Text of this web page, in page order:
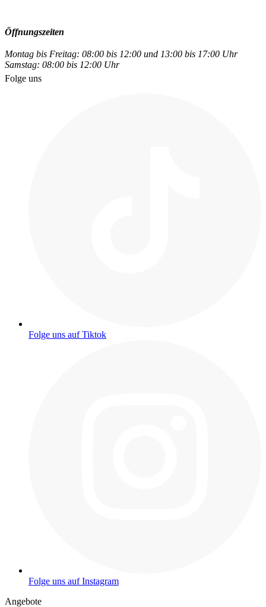
Öffnungszeiten
Montag bis Freitag: 08:00 bis 12:00 und 13:00 bis 17:00 Uhr
Samstag: 08:00 bis 12:00 Uhr
Folge uns
Folge uns auf Tiktok
Folge uns auf Instagram
Angebote